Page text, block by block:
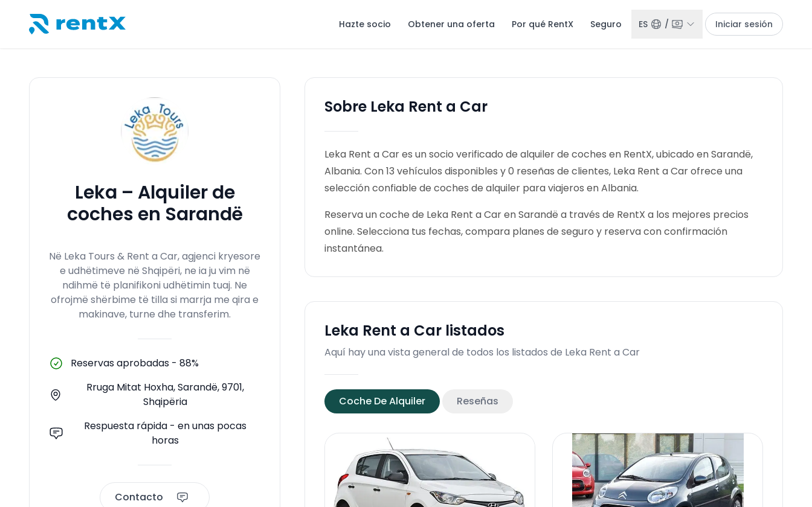
Hazte socio Obtener una oferta Por qué RentX Seguro ES / Iniciar sesión
Leka – Alquiler de
coches en Sarandë
Në Leka Tours & Rent a Car, agjenci kryesore
e udhëtimeve në Shqipëri, ne ia ju vim në
ndihmë të planifikoni udhëtimin tuaj. Ne
ofrojmë shërbime të tilla si marrja me qira e
makinave, turne dhe transferim.
Reservas aprobadas - 88%
Rruga Mitat Hoxha, Sarandë, 9701,
Shqipëria
Respuesta rápida - en unas pocas
horas
Contacto
Sobre Leka Rent a Car
Leka Rent a Car es un socio verificado de alquiler de coches en RentX, ubicado en Sarandë,
Albania. Con 13 vehículos disponibles y 0 reseñas de clientes, Leka Rent a Car ofrece una
selección confiable de coches de alquiler para viajeros en Albania.
Reserva un coche de Leka Rent a Car en Sarandë a través de RentX a los mejores precios
online. Selecciona tus fechas, compara planes de seguro y reserva con confirmación
instantánea.
Leka Rent a Car listados
Aquí hay una vista general de todos los listados de Leka Rent a Car
Coche De Alquiler Reseñas